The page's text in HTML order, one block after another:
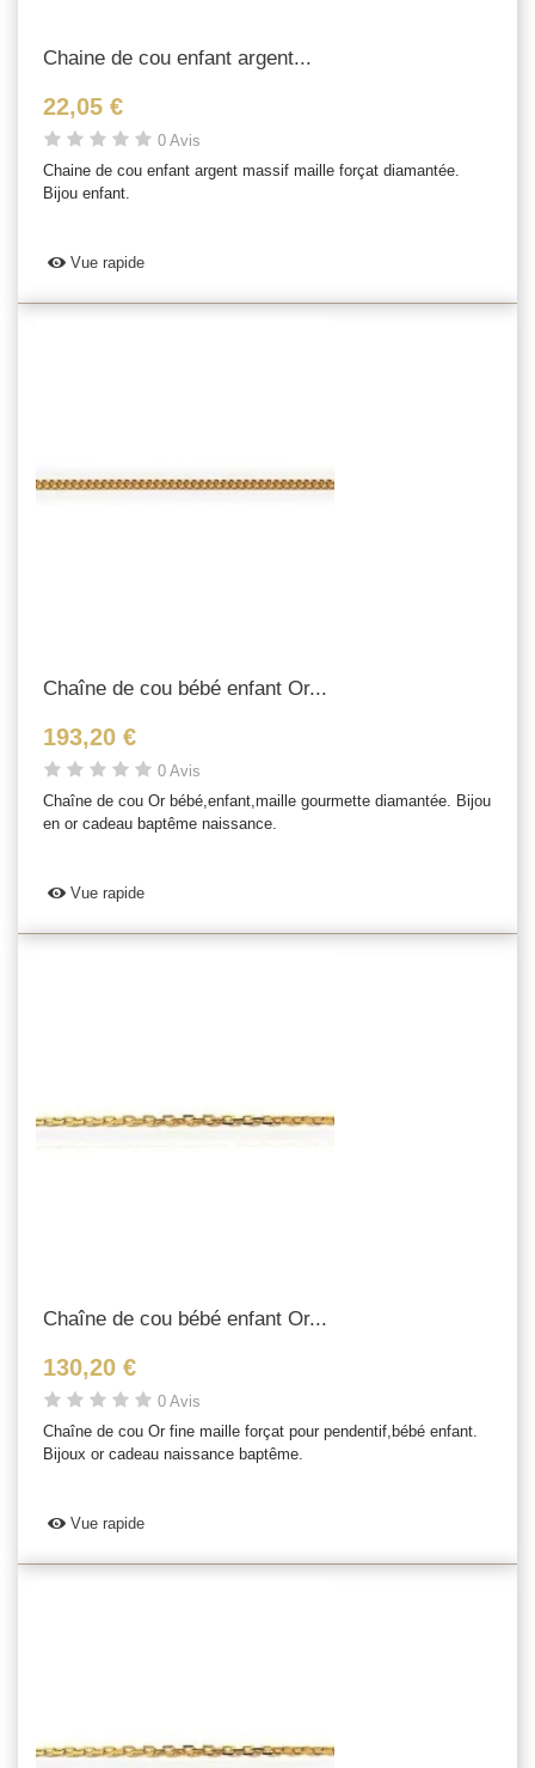
Chaine de cou enfant argent...
22,05 €
0 Avis
Chaine de cou enfant argent massif maille forçat diamantée.
Bijou enfant.
Vue rapide
Chaîne de cou bébé enfant Or...
193,20 €
0 Avis
Chaîne de cou Or bébé,enfant,maille gourmette diamantée. Bijou
en or cadeau baptême naissance.
Vue rapide
Chaîne de cou bébé enfant Or...
130,20 €
0 Avis
Chaîne de cou Or fine maille forçat pour pendentif,bébé enfant.
Bijoux or cadeau naissance baptême.
Vue rapide